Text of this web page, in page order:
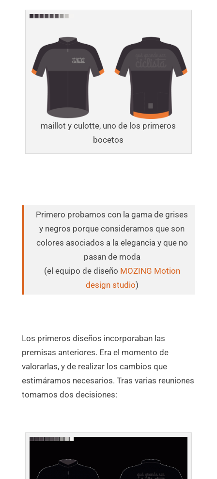
maillot y culotte, uno de los primeros
bocetos
Primero probamos con la gama de grises
y negros porque consideramos que son
colores asociados a la elegancia y que no
pasan de moda
(el equipo de diseño MOZING Motion
design studio)
Los primeros diseños incorporaban las
premisas anteriores. Era el momento de
valorarlas, y de realizar los cambios que
estimáramos necesarios. Tras varias reuniones
tomamos dos decisiones: